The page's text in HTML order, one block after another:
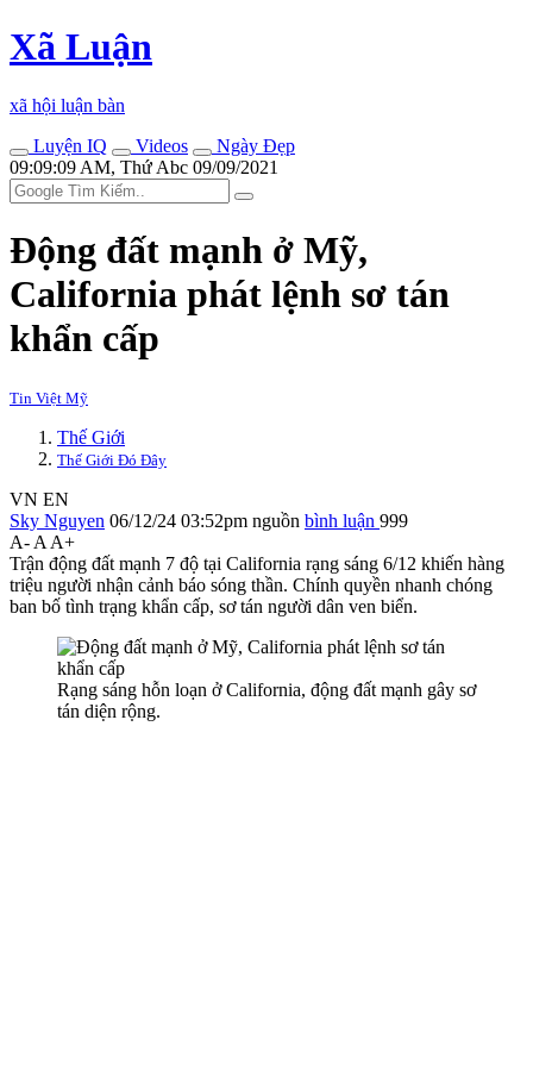
Xã Luận
xã hội luận bàn
Luyện IQ
Videos
Ngày Đẹp
09:09:09 AM, Thứ Abc 09/09/2021
Động đất mạnh ở Mỹ,
California phát lệnh sơ tán
khẩn cấp
Tin Việt Mỹ
Thế Giới
Thế Giới Đó Đây
VN EN
Sky Nguyen 06/12/24 03:52pm nguồn bình luận 999
A- A A+
Trận động đất mạnh 7 độ tại California rạng sáng 6/12 khiến hàng
triệu người nhận cảnh báo sóng thần. Chính quyền nhanh chóng
ban bố tình trạng khẩn cấp, sơ tán người dân ven biển.
Rạng sáng hỗn loạn ở California, động đất mạnh gây sơ
tán diện rộng.